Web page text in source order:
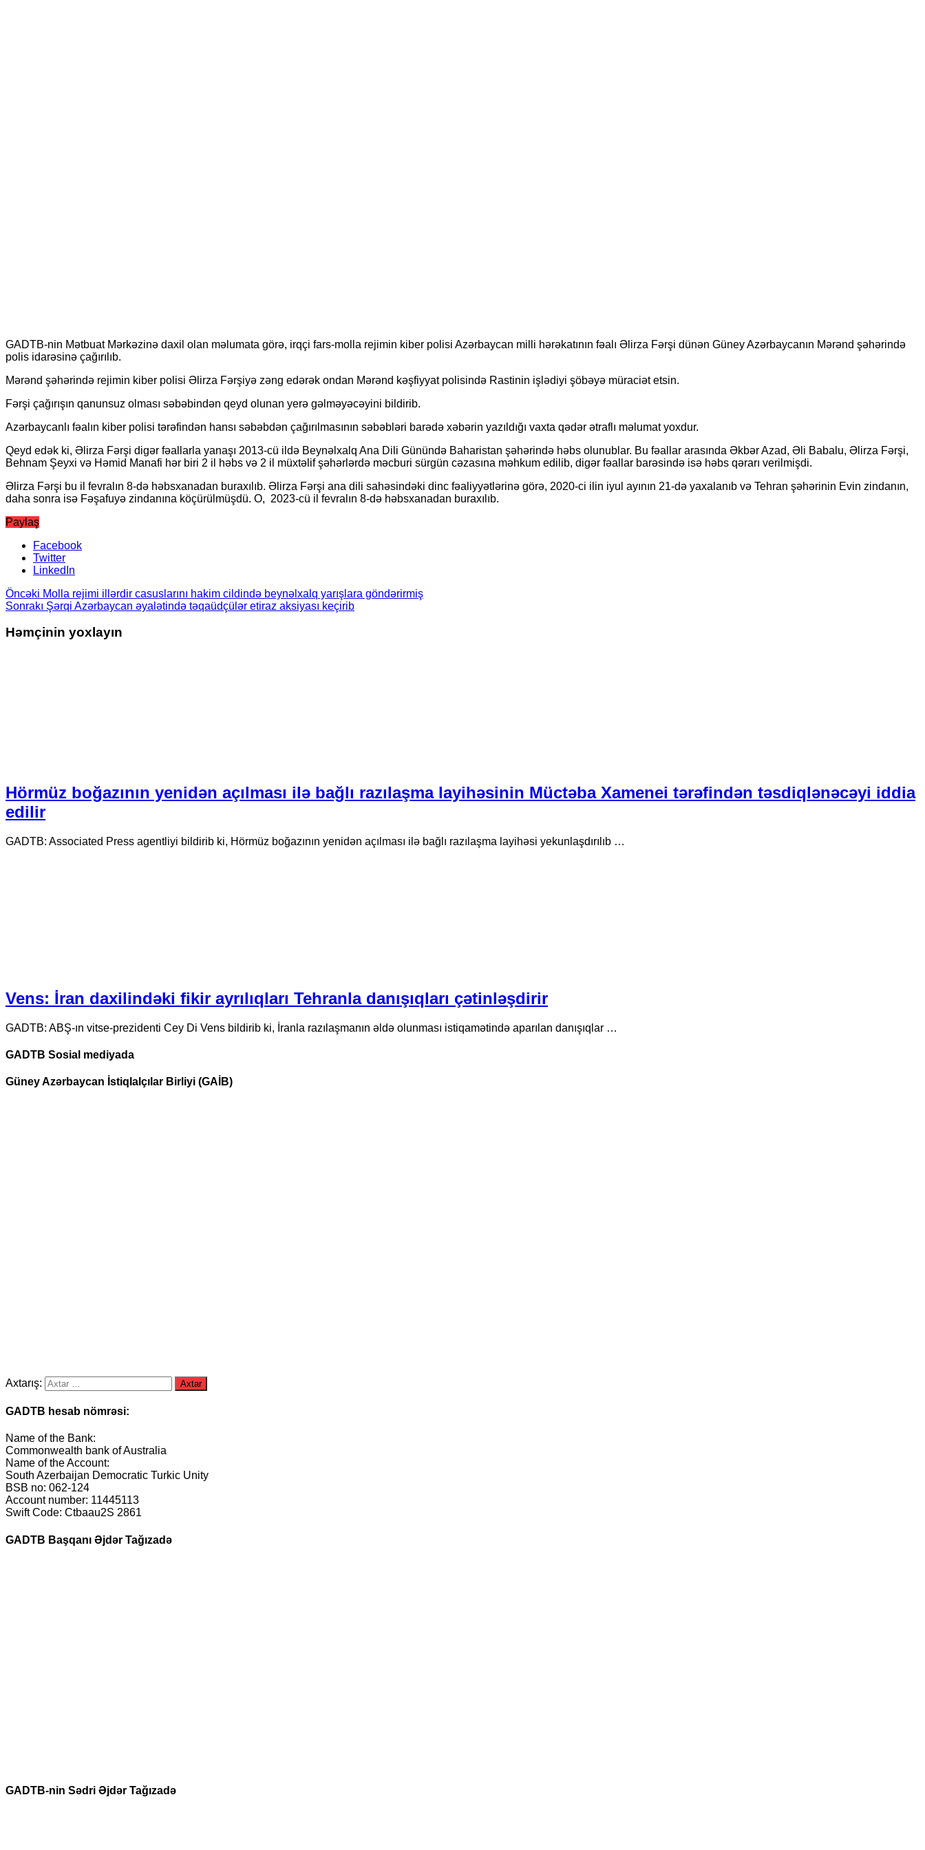
GADTB-nin Mətbuat Mərkəzinə daxil olan məlumata görə, irqçi fars-molla rejimin kiber polisi Azərbaycan milli hərəkatının fəalı Əlirza Fərşi dünən Güney Azərbaycanın Mərənd şəhərində
polis idarəsinə çağırılıb.
Mərənd şəhərində rejimin kiber polisi Əlirza Fərşiyə zəng edərək ondan Mərənd kəşfiyyat polisində Rastinin işlədiyi şöbəyə müraciət etsin.
Fərşi çağırışın qanunsuz olması səbəbindən qeyd olunan yerə gəlməyəcəyini bildirib.
Azərbaycanlı fəalın kiber polisi tərəfindən hansı səbəbdən çağırılmasının səbəbləri barədə xəbərin yazıldığı vaxta qədər ətraflı məlumat yoxdur.
Qeyd edək ki, Əlirza Fərşi digər fəallarla yanaşı 2013-cü ildə Beynəlxalq Ana Dili Günündə Baharistan şəhərində həbs olunublar. Bu fəallar arasında Əkbər Azad, Əli Babalu, Əlirza Fərşi,
Behnam Şeyxi və Həmid Manafi hər biri 2 il həbs və 2 il müxtəlif şəhərlərdə məcburi sürgün cəzasına məhkum edilib, digər fəallar barəsində isə həbs qərarı verilmişdi.
Əlirza Fərşi bu il fevralın 8-də həbsxanadan buraxılıb. Əlirza Fərşi ana dili sahəsindəki dinc fəaliyyətlərinə görə, 2020-ci ilin iyul ayının 21-də yaxalanıb və Tehran şəhərinin Evin zindanın,
daha sonra isə Fəşafuyə zindanına köçürülmüşdü. O, 2023-cü il fevralın 8-də həbsxanadan buraxılıb.
Paylaş
Facebook
Twitter
LinkedIn
Öncəki Molla rejimi illərdir casuslarını hakim cildində beynəlxalq yarışlara göndərirmiş
Sonrakı Şərqi Azərbaycan əyalətində təqaüdçülər etiraz aksiyası keçirib
Həmçinin yoxlayın
Hörmüz boğazının yenidən açılması ilə bağlı razılaşma layihəsinin Müctəba Xamenei tərəfindən təsdiqlənəcəyi iddia
edilir
GADTB: Associated Press agentliyi bildirib ki, Hörmüz boğazının yenidən açılması ilə bağlı razılaşma layihəsi yekunlaşdırılıb …
Vens: İran daxilindəki fikir ayrılıqları Tehranla danışıqları çətinləşdirir
GADTB: ABŞ-ın vitse-prezidenti Cey Di Vens bildirib ki, İranla razılaşmanın əldə olunması istiqamətində aparılan danışıqlar …
GADTB Sosial mediyada
Güney Azərbaycan İstiqlalçılar Birliyi (GAİB)
Axtarış:
GADTB hesab nömrəsi:
Name of the Bank:
Commonwealth bank of Australia
Name of the Account:
South Azerbaijan Democratic Turkic Unity
BSB no: 062-124
Account number: 11445113
Swift Code: Ctbaau2S 2861
GADTB Başqanı Əjdər Tağızadə
GADTB-nin Sədri Əjdər Tağızadə